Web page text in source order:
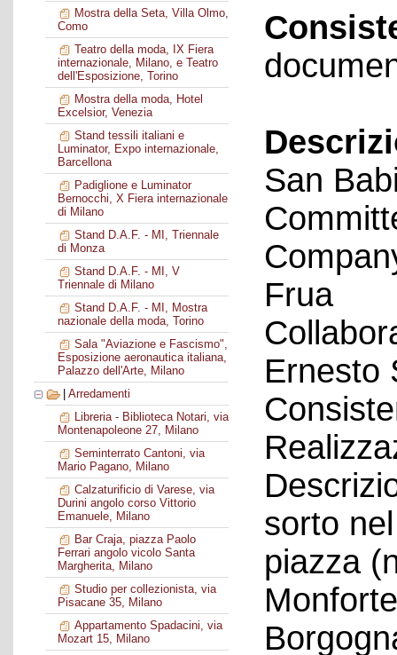
Mostra della Seta, Villa Olmo,
Como
Teatro della moda, IX Fiera
internazionale, Milano, e Teatro
dell'Esposizione, Torino
Mostra della moda, Hotel
Excelsior, Venezia
Stand tessili italiani e
Luminator, Expo internazionale,
Barcellona
Padiglione e Luminator
Bernocchi, X Fiera internazionale
di Milano
Stand D.A.F. - MI, Triennale
di Monza
Stand D.A.F. - MI, V
Triennale di Milano
Stand D.A.F. - MI, Mostra
nazionale della moda, Torino
Sala "Aviazione e Fascismo",
Esposizione aeronautica italiana,
Palazzo dell'Arte, Milano
Arredamenti
Libreria - Biblioteca Notari, via
Montenapoleone 27, Milano
Seminterrato Cantoni, via
Mario Pagano, Milano
Calzaturificio di Varese, via
Durini angolo corso Vittorio
Emanuele, Milano
Bar Craja, piazza Paolo
Ferrari angolo vicolo Santa
Margherita, Milano
Studio per collezionista, via
Pisacane 35, Milano
Appartamento Spadacini, via
Mozart 15, Milano
San
Frua
Ernesto
sorto
piazza